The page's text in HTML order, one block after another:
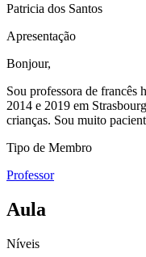
Patricia dos Santos
Apresentação
Bonjour,
Sou professora de francês
2014 e 2019 em
crianças. Sou muito
Tipo de Membro
Professor
Aula
Níveis